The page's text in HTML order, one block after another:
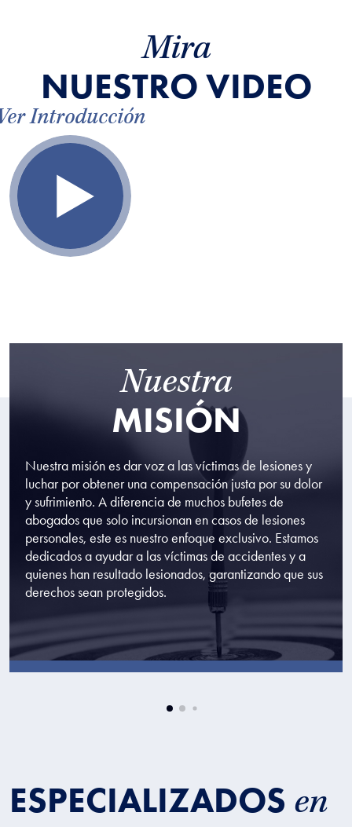
Mira
NUESTRO VIDEO
Nuestra
MISIÓN
Nuestra misión es dar voz a las víctimas de lesiones y
luchar por obtener una compensación justa por su dolor
y sufrimiento. A diferencia de muchos bufetes de
abogados que solo incursionan en casos de lesiones
personales, este es nuestro enfoque exclusivo. Estamos
dedicados a ayudar a las víctimas de accidentes y a
quienes han resultado lesionados, garantizando que sus
derechos sean protegidos.
ESPECIALIZADOS en